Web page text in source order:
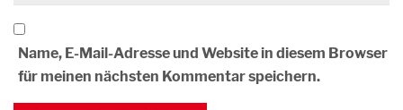
Name, E-Mail-Adresse und Website in diesem Browser
für meinen nächsten Kommentar speichern.